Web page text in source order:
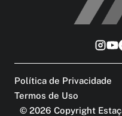
© 2026 Copyright
Política de Privacidade
Termos de Uso